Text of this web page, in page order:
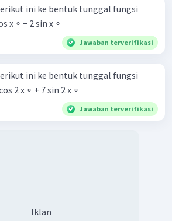
ini ke bentuk tunggal fungsi
− 2 cos x ∘ − 2 sin x ∘
Jawaban terverifikasi
ini ke bentuk tunggal fungsi
− 24 cos 2 x ∘ + 7 sin 2 x ∘
Jawaban terverifikasi
Iklan